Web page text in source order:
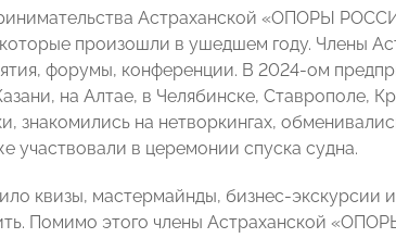
Астраханской «ОПОРЫ
произошли в ушедшем году. Члены
форумы, конференции. В 2024-ом
на Алтае, в Челябинске, Ставрополе,
знакомились на нетворкингах,
участвовали в церемонии спуска судна.
квизы, мастермайнды, бизнес-экскурсии
Помимо этого члены Астраханской